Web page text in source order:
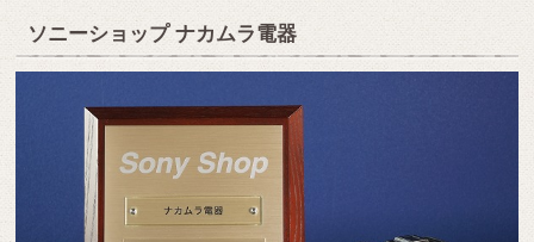
ソニーショップ ナカムラ電器